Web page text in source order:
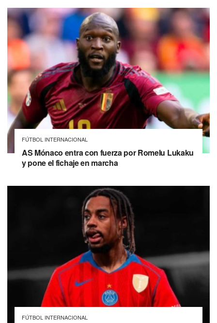
FÚTBOL INTERNACIONAL
AS Mónaco entra con fuerza por Romelu Lukaku
y pone el fichaje en marcha
FÚTBOL INTERNACIONAL